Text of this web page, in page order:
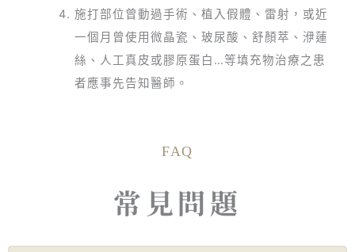
施打部位曾動過手術、植入假體、雷射，或近
一個月曾使用微晶瓷、玻尿酸、舒顏萃、洢蓮
絲、人工真皮或膠原蛋白…等填充物治療之患
者應事先告知醫師。
FAQ
常見問題